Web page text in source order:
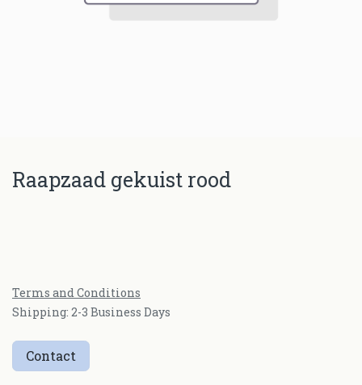
Raapzaad gekuist rood
Terms and Conditions
Shipping: 2-3 Business Days
Contact